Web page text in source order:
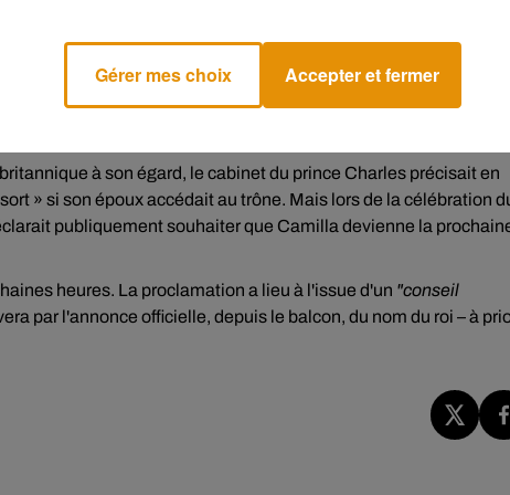
heures
Charles est l’héritier direct, suivi par son fils aîné le prince
Shand ; un second mariage après son union avec Lady Diana.
à son égard, le cabinet du prince Charles précisait en
» si son époux accédait au trône. Mais lors de la célébration
publiquement souhaiter que Camilla devienne la
heures. La proclamation a lieu à l'issue d'un "conseil
par l'annonce officielle, depuis le balcon, du nom du roi – à
Gérer mes choix Accepter et fermer